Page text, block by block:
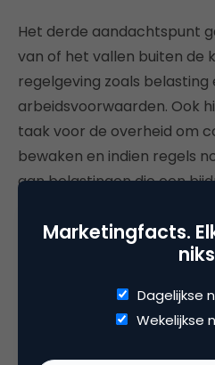
Het derde aandachtspunt
van of het vallen buiten de
regelgeving zoals belasting
arbeidsvoorwaarden. Ook
taak voor de overheid om
bewaken en indien regels
aan belastingen die een
investeren in nieuwe
die kunnen zorgen voor
regelgeving en keurmerken
tegen de nieuwkomers.
Marketingfacts.
Dagelijkse
Wekelijkse